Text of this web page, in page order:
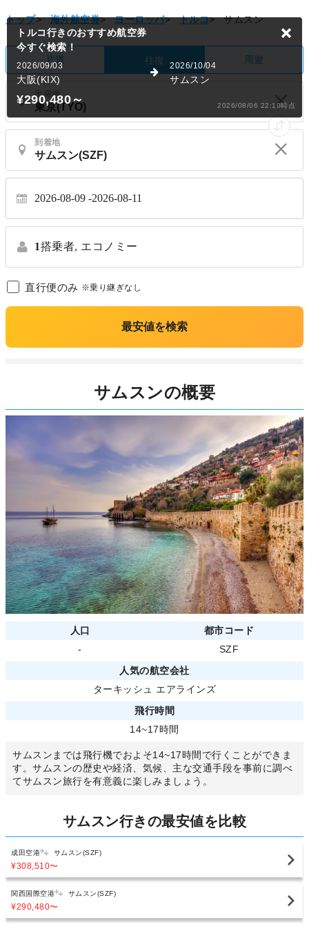
トップ> 海外航空券> ヨーロッパ> トルコ> サムスン
片道 往復 周遊
出発地
到着地
2026-08-09 2026-08-11
1搭乗者, エコノミー
直行便のみ ※乗り継ぎなし
最安値を検索
トルコ行きのおすすめ航空券
今すぐ検索！
2026/09/03
大阪(KIX)
2026/10/04
サムスン
¥290,480～ 2026/08/06 22:10時点
サムスンの概要
人口
都市コード
-
SZF
人気の航空会社
ターキッシュ エアラインズ
飛行時間
14~17時間
サムスンまでは飛行機でおよそ14~17時間で行くことができま
す。サムスンの歴史や経済、気候、主な交通手段を事前に調べ
てサムスン旅行を有意義に楽しみましょう。
サムスン行きの最安値を比較
成田空港 サムスン(SZF)
¥308,510〜
関西国際空港 サムスン(SZF)
¥290,480〜